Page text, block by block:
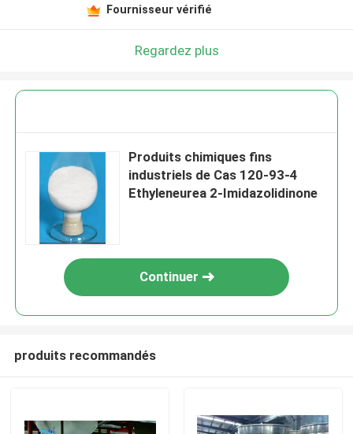
Fournisseur vérifié
Regardez plus
Produits chimiques fins
industriels de Cas 120-93-4
Ethyleneurea 2-Imidazolidinone
Continuer
produits recommandés